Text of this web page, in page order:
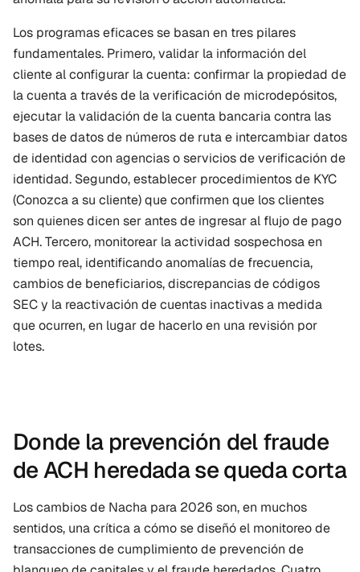
Los programas eficaces se basan en tres pilares
fundamentales. Primero, validar la información del
cliente al configurar la cuenta: confirmar la propiedad de
la cuenta a través de la verificación de microdepósitos,
ejecutar la validación de la cuenta bancaria contra las
bases de datos de números de ruta e intercambiar datos
de identidad con agencias o servicios de verificación de
identidad. Segundo, establecer procedimientos de KYC
(Conozca a su cliente) que confirmen que los clientes
son quienes dicen ser antes de ingresar al flujo de pago
ACH. Tercero, monitorear la actividad sospechosa en
tiempo real, identificando anomalías de frecuencia,
cambios de beneficiarios, discrepancias de códigos
SEC y la reactivación de cuentas inactivas a medida
que ocurren, en lugar de hacerlo en una revisión por
lotes.
Donde la prevención del fraude
de ACH heredada se queda corta
Los cambios de Nacha para 2026 son, en muchos
sentidos, una crítica a cómo se diseñó el monitoreo de
transacciones de cumplimiento de prevención de